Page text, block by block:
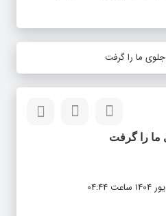
ما را گرفت
ما را گرفت